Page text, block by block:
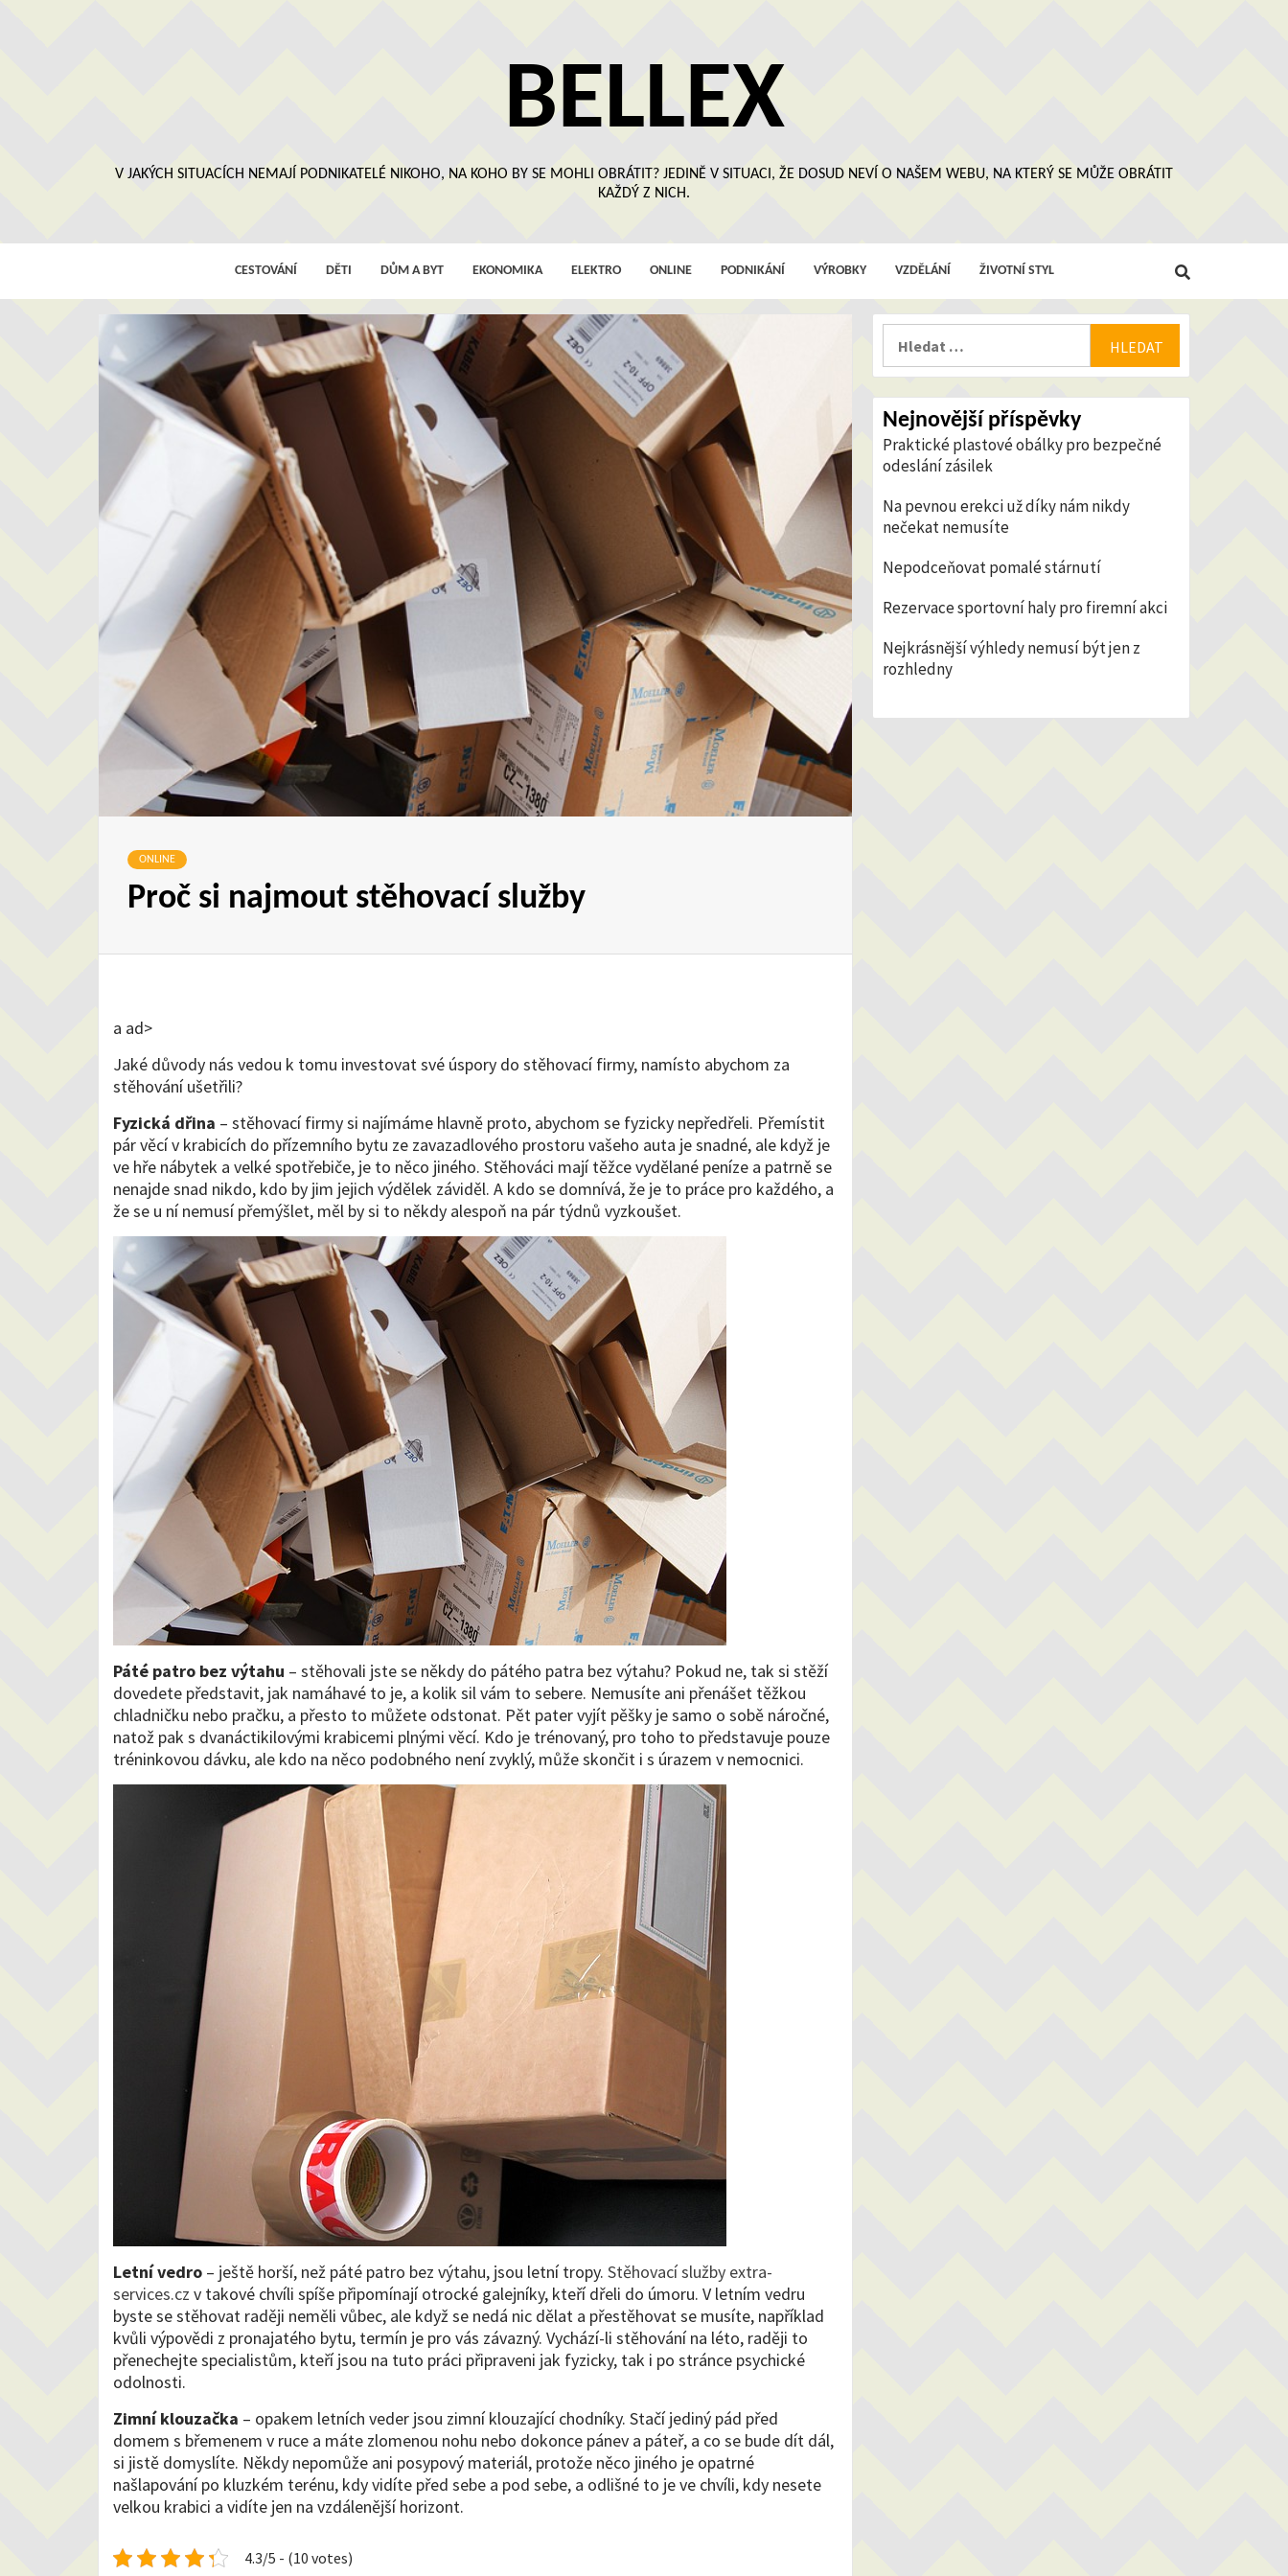
BELLEX
V JAKÝCH SITUACÍCH NEMAJÍ PODNIKATELÉ NIKOHO, NA KOHO BY SE MOHLI OBRÁTIT? JEDINĚ V SITUACI, ŽE DOSUD NEVÍ O NAŠEM WEBU, NA KTERÝ SE MŮŽE OBRÁTIT
KAŽDÝ Z NICH.
CESTOVÁNÍ DĚTI DŮM A BYT EKONOMIKA ELEKTRO ONLINE PODNIKÁNÍ VÝROBKY VZDĚLÁNÍ ŽIVOTNÍ STYL
ONLINE
Proč si najmout stěhovací služby
a ad>
Jaké důvody nás vedou k tomu investovat své úspory do stěhovací firmy, namísto abychom za
stěhování ušetřili?
Fyzická dřina – stěhovací firmy si najímáme hlavně proto, abychom se fyzicky nepředřeli. Přemístit
pár věcí v krabicích do přízemního bytu ze zavazadlového prostoru vašeho auta je snadné, ale když je
ve hře nábytek a velké spotřebiče, je to něco jiného. Stěhováci mají těžce vydělané peníze a patrně se
nenajde snad nikdo, kdo by jim jejich výdělek záviděl. A kdo se domnívá, že je to práce pro každého, a
že se u ní nemusí přemýšlet, měl by si to někdy alespoň na pár týdnů vyzkoušet.
Páté patro bez výtahu – stěhovali jste se někdy do pátého patra bez výtahu? Pokud ne, tak si stěží
dovedete představit, jak namáhavé to je, a kolik sil vám to sebere. Nemusíte ani přenášet těžkou
chladničku nebo pračku, a přesto to můžete odstonat. Pět pater vyjít pěšky je samo o sobě náročné,
natož pak s dvanáctikilovými krabicemi plnými věcí. Kdo je trénovaný, pro toho to představuje pouze
tréninkovou dávku, ale kdo na něco podobného není zvyklý, může skončit i s úrazem v nemocnici.
Letní vedro – ještě horší, než páté patro bez výtahu, jsou letní tropy. Stěhovací služby extra-
services.cz v takové chvíli spíše připomínají otrocké galejníky, kteří dřeli do úmoru. V letním vedru
byste se stěhovat raději neměli vůbec, ale když se nedá nic dělat a přestěhovat se musíte, například
kvůli výpovědi z pronajatého bytu, termín je pro vás závazný. Vychází-li stěhování na léto, raději to
přenechejte specialistům, kteří jsou na tuto práci připraveni jak fyzicky, tak i po stránce psychické
odolnosti.
Zimní klouzačka – opakem letních veder jsou zimní klouzající chodníky. Stačí jediný pád před
domem s břemenem v ruce a máte zlomenou nohu nebo dokonce pánev a páteř, a co se bude dít dál,
si jistě domyslíte. Někdy nepomůže ani posypový materiál, protože něco jiného je opatrné
našlapování po kluzkém terénu, kdy vidíte před sebe a pod sebe, a odlišné to je ve chvíli, kdy nesete
velkou krabici a vidíte jen na vzdálenější horizont.
4.3/5 - (10 votes)
Nejnovější příspěvky
Praktické plastové obálky pro bezpečné
odeslání zásilek
Na pevnou erekci už díky nám nikdy
nečekat nemusíte
Nepodceňovat pomalé stárnutí
Rezervace sportovní haly pro firemní akci
Nejkrásnější výhledy nemusí být jen z
rozhledny